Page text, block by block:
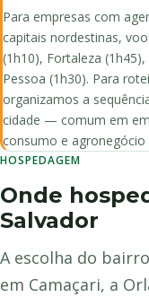
Para empresas com
capitais nordestinas,
(1h10), Fortaleza
Pessoa (1h30). Para
organizamos a
cidade — comum em
consumo e agronegócio
HOSPEDAGEM
Onde
Salvador
A escolha do
em Camaçari, a